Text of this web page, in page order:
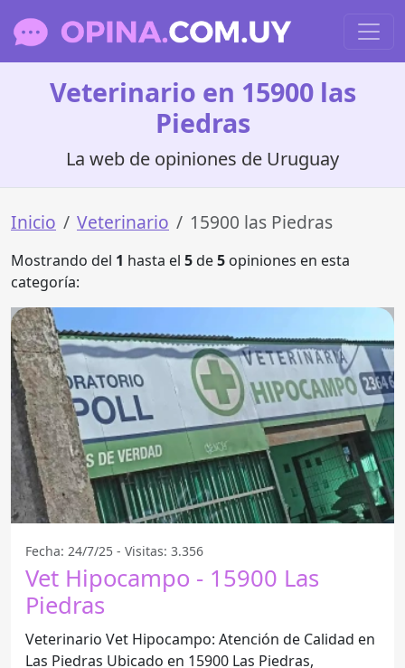
Veterinario en 15900 las
Piedras
La web de opiniones de Uruguay
Inicio Veterinario 15900 las Piedras
Mostrando del 1 hasta el 5de5 opiniones en esta
categoría:
Fecha: 24/7/25 - Visitas: 3.356
Vet Hipocampo - 15900 Las
Piedras
Veterinario Vet Hipocampo: Atención de Calidad en
Las Piedras Ubicado en 15900 Las Piedras,